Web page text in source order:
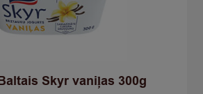
Skyr vaniļas 300g